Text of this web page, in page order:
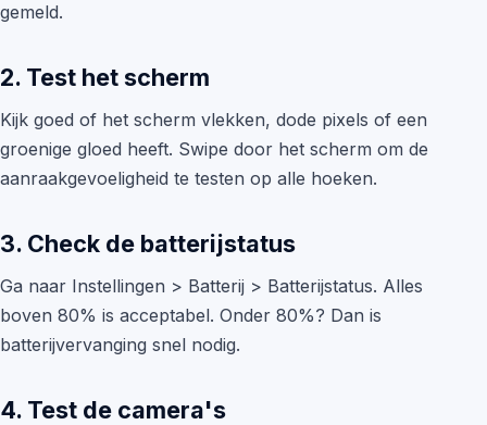
gemeld.
2. Test het scherm
Kijk goed of het scherm vlekken, dode pixels of een
groenige gloed heeft. Swipe door het scherm om de
aanraakgevoeligheid te testen op alle hoeken.
3. Check de batterijstatus
Ga naar Instellingen > Batterij > Batterijstatus. Alles
boven 80% is acceptabel. Onder 80%? Dan is
batterijvervanging snel nodig.
4. Test de camera's